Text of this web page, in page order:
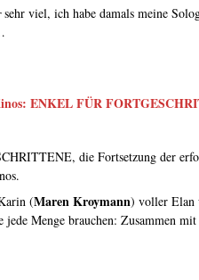
sehr viel, ich habe damals meine
ENKEL FÜR
die Fortsetzung der
(Maren Kroymann) voller Elan
jede Menge brauchen: Zusammen